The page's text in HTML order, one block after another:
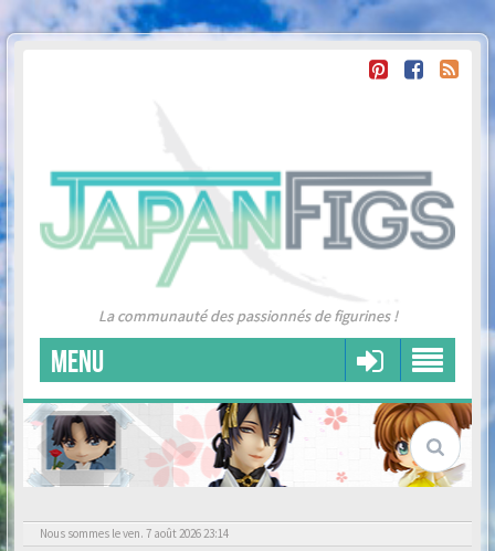
La communauté des passionnés de figurines !
MENU
Nous sommes le ven. 7 août 2026 23:14